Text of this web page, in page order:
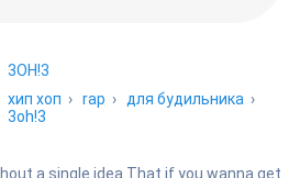
3OH!3
хип хоп ›rap › для будильника ›
3oh!3
a single idea That if you wanna get